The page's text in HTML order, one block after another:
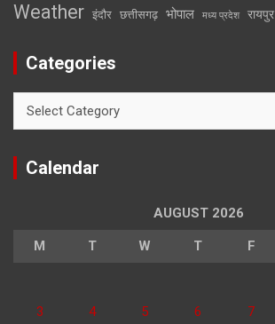
Weather इंदौर छत्तीसगढ़ भोपाल मध्य प्रदेश रायपुर
Categories
Calendar
AUGUST 2026
M T W T F
3 4 5 6 7